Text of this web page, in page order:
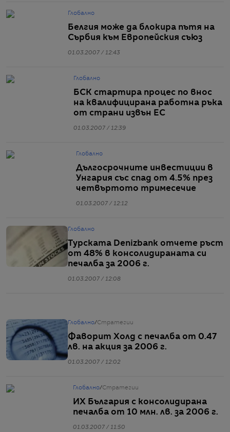
Глобално
Белгия може да блокира пътя на
Сърбия към Европейския съюз
01.03.2007 / 12:43
Глобално
БСК стартира процес по внос
на квалифицирана работна ръка
от страни извън ЕС
01.03.2007 / 12:39
Глобално
Дългосрочните инвестиции в
Унгария със спад от 4.5% през
четвъртото тримесечие
01.03.2007 / 12:12
Глобално
Турската Denizbank отчете ръст
от 48% в консолидираната си
печалба за 2006 г.
01.03.2007 / 12:08
Глобално/Стратегии
Фаворит Холд с печалба от 0.47
лв. на акция за 2006 г.
01.03.2007 / 12:02
Глобално/Стратегии
ИХ България с консолидирана
печалба от 10 млн. лв. за 2006 г.
01.03.2007 / 11:50